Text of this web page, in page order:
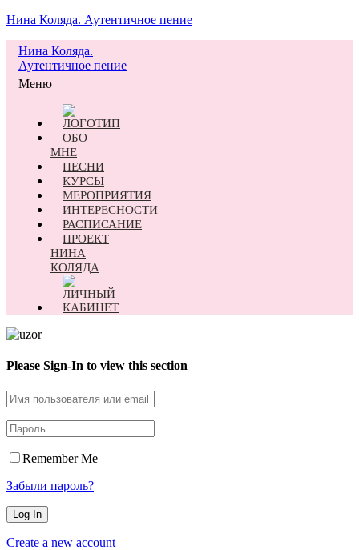
Нина Коляда. Аутентичное пение
Нина Коляда.
Аутентичное пение
Меню
ОБО
МНЕ
ПЕСНИ
КУРСЫ
МЕРОПРИЯТИЯ
ИНТЕРЕСНОСТИ
РАСПИСАНИЕ
ПРОЕКТ
НИНА
КОЛЯДА
Please Sign-In to view this section
Remember Me
Забыли пароль?
Create a new account